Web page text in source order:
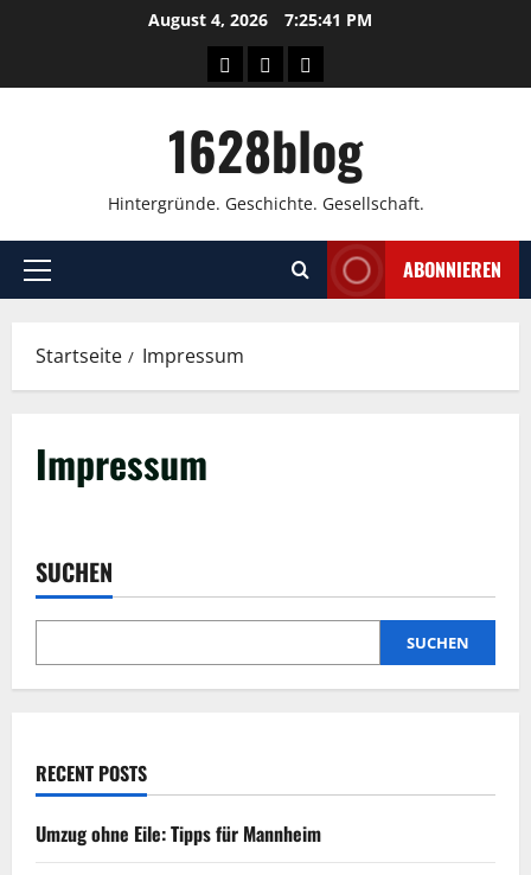
August 4, 2026 7:25:42 PM
WissenÜber Kontakt
1628blog
Hintergründe. Geschichte. Gesellschaft.
Primäres
ABONNIEREN
Startseite Impressum
Impressum
SUCHEN
SUCHEN
RECENT POSTS
Umzug ohne Eile: Tipps für Mannheim